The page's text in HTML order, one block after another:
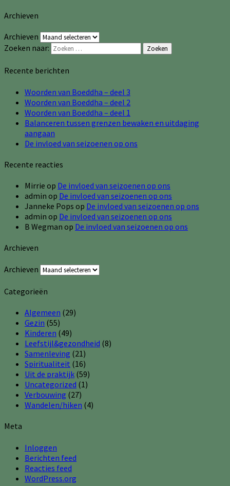
Archieven
Archieven
Zoeken naar:
Zoeken
Recente berichten
Woorden van Boeddha – deel 3
Woorden van Boeddha – deel 2
Woorden van Boeddha – deel 1
Balanceren tussen grenzen bewaken en uitdaging
aangaan
De invloed van seizoenen op ons
Recente reacties
Mirrie op De invloed van seizoenen op ons
admin op De invloed van seizoenen op ons
Janneke Pops op De invloed van seizoenen op ons
admin op De invloed van seizoenen op ons
B Wegman op De invloed van seizoenen op ons
Archieven
Archieven
Categorieën
Algemeen (29)
Gezin (55)
Kinderen (49)
Leefstijl&gezondheid (8)
Samenleving (21)
Spiritualiteit (16)
Uit de praktijk (59)
Uncategorized (1)
Verbouwing (27)
Wandelen/hiken (4)
Meta
Inloggen
Berichten feed
Reacties feed
WordPress.org